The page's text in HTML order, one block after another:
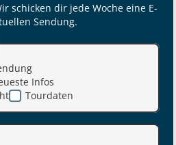
schicken dir jede Woche eine E-
Sendung.
Infos
Tourdaten